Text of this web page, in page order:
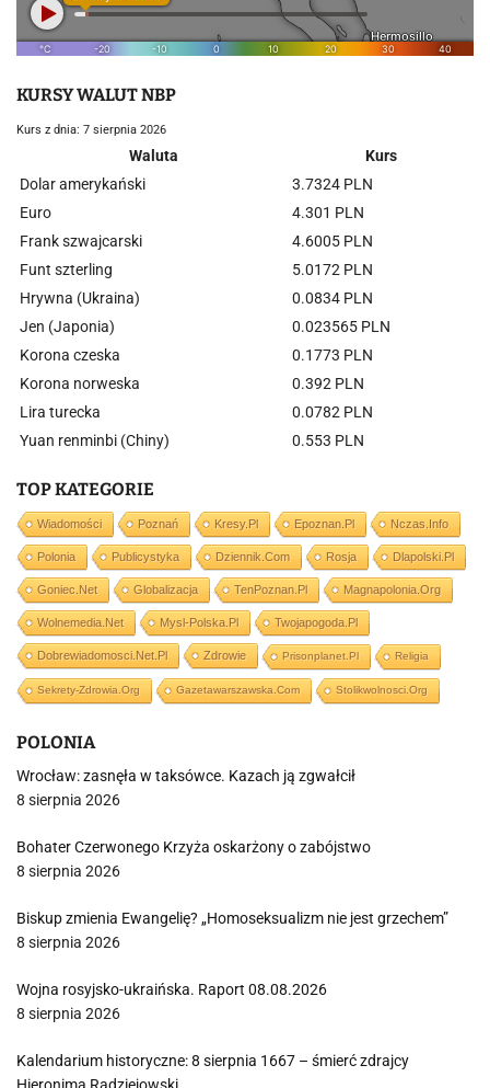
KURSY WALUT NBP
Kurs z dnia: 7 sierpnia 2026
Waluta
Kurs
Dolar amerykański
3.7324 PLN
Euro
4.301 PLN
Frank szwajcarski
4.6005 PLN
Funt szterling
5.0172 PLN
Hrywna (Ukraina)
0.0834 PLN
Jen (Japonia)
0.023565 PLN
Korona czeska
0.1773 PLN
Korona norweska
0.392 PLN
Lira turecka
0.0782 PLN
Yuan renminbi (Chiny)
0.553 PLN
TOP KATEGORIE
Wiadomości Poznań Kresy.pl Epoznan.pl Nczas.info
Polonia Publicystyka Dziennik.com Rosja Dlapolski.pl
Goniec.net Globalizacja TenPoznan.pl Magnapolonia.org
Wolnemedia.net Mysl-Polska.pl Twojapogoda.pl
Dobrewiadomosci.net.pl Zdrowie Prisonplanet.pl Religia
Sekrety-Zdrowia.org Gazetawarszawska.com Stolikwolnosci.org
POLONIA
Wrocław: zasnęła w taksówce. Kazach ją zgwałcił
8 sierpnia 2026
Bohater Czerwonego Krzyża oskarżony o zabójstwo
8 sierpnia 2026
Biskup zmienia Ewangelię? „Homoseksualizm nie jest grzechem”
8 sierpnia 2026
Wojna rosyjsko-ukraińska. Raport 08.08.2026
8 sierpnia 2026
Kalendarium historyczne: 8 sierpnia 1667 – śmierć zdrajcy